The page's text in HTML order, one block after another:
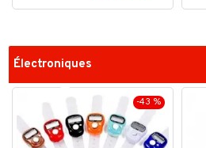
Électroniques
-43 %